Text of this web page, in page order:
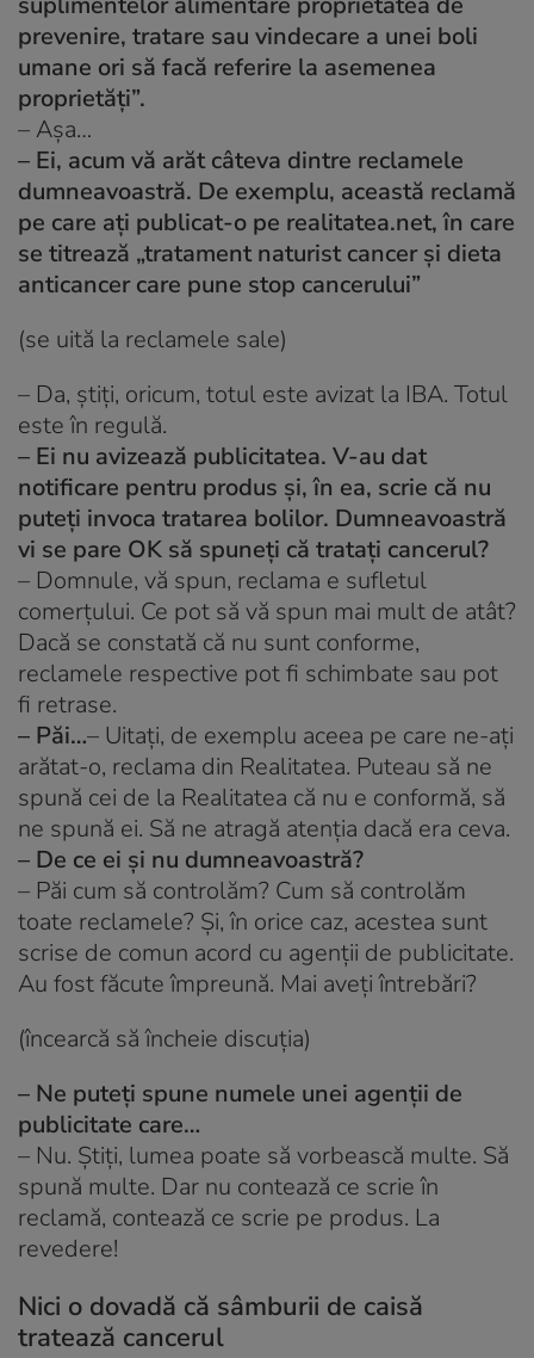
prevenire, tratare sau vindecare a unei boli
umane ori să facă referire la asemenea
proprietăți”.
– Așa…
– Ei, acum vă arăt câteva dintre reclamele
dumneavoastră. De exemplu, această reclamă
pe care ați publicat-o pe realitatea.net, în care
se titrează „tratament naturist cancer și dieta
anticancer care pune stop cancerului”
(se uită la reclamele sale)
– Da, știți, oricum, totul este avizat la IBA. Totul
este în regulă.
– Ei nu avizează publicitatea. V-au dat
notificare pentru produs și, în ea, scrie că nu
puteți invoca tratarea bolilor. Dumneavoastră
vi se pare OK să spuneți că tratați cancerul?
– Domnule, vă spun, reclama e sufletul
comerțului. Ce pot să vă spun mai mult de atât?
Dacă se constată că nu sunt conforme,
reclamele respective pot fi schimbate sau pot
fi retrase.
– Păi…– Uitați, de exemplu aceea pe care ne-ați
arătat-o, reclama din Realitatea. Puteau să ne
spună cei de la Realitatea că nu e conformă, să
ne spună ei. Să ne atragă atenția dacă era ceva.
– De ce ei și nu dumneavoastră?
– Păi cum să controlăm? Cum să controlăm
toate reclamele? Și, în orice caz, acestea sunt
scrise de comun acord cu agenții de publicitate.
Au fost făcute împreună. Mai aveți întrebări?
(încearcă să încheie discuția)
– Ne puteți spune numele unei agenții de
publicitate care…
– Nu. Știți, lumea poate să vorbească multe. Să
spună multe. Dar nu contează ce scrie în
reclamă, contează ce scrie pe produs. La
revedere!
Nici o dovadă că sâmburii de caisă
tratează cancerul